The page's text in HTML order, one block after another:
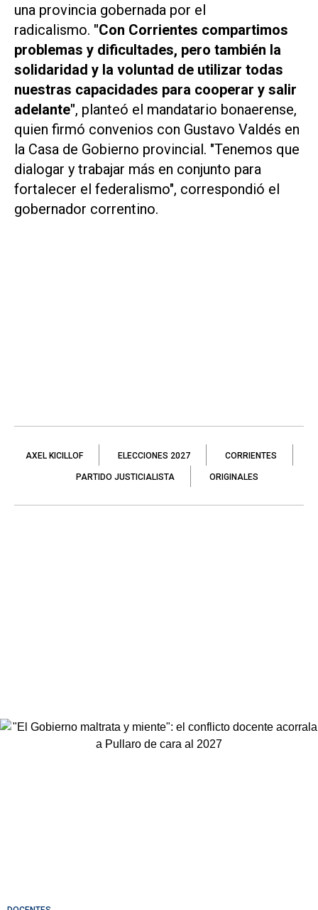
una provincia gobernada por el
radicalismo. "Con Corrientes compartimos
problemas y dificultades, pero también la
solidaridad y la voluntad de utilizar todas
nuestras capacidades para cooperar y salir
adelante", planteó el mandatario bonaerense,
quien firmó convenios con Gustavo Valdés en
la Casa de Gobierno provincial. "Tenemos que
dialogar y trabajar más en conjunto para
fortalecer el federalismo", correspondió el
gobernador correntino.
AXEL KICILLOF ELECCIONES 2027 CORRIENTES
PARTIDO JUSTICIALISTA ORIGINALES